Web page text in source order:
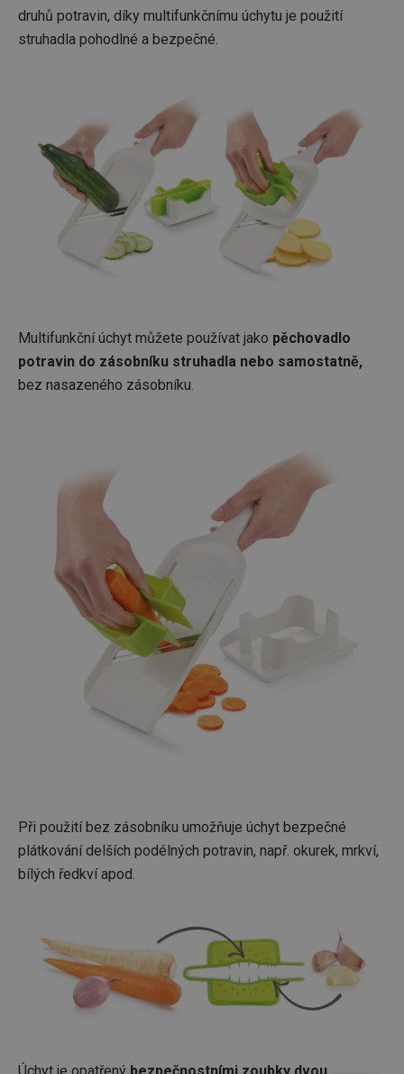
druhů potravin, díky multifunkčnímu úchytu je použití
struhadla pohodlné a bezpečné.
Multifunkční úchyt můžete používat jako pěchovadlo
potravin do zásobníku struhadla nebo samostatně,
bez nasazeného zásobníku.
Při použití bez zásobníku umožňuje úchyt bezpečné
plátkování delších podélných potravin, např. okurek, mrkví,
bílých ředkví apod.